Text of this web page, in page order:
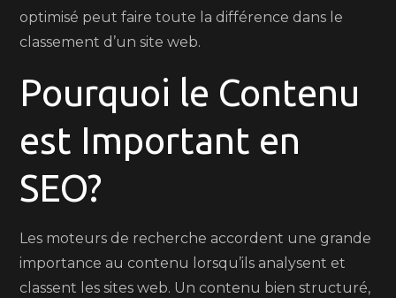
optimisé peut faire toute la différence dans le
classement d’un site web.
Pourquoi le Contenu
est Important en
SEO?
Les moteurs de recherche accordent une grande
importance au contenu lorsqu’ils analysent et
classent les sites web. Un contenu bien structuré,